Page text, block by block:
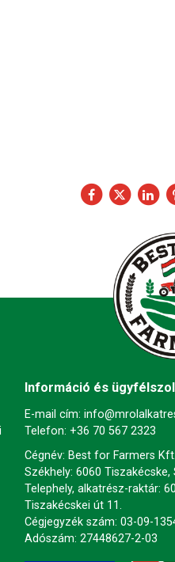
Információ és
E-mail cím:
Telefon: +36 70 567 2323
Cégnév: Best for Farmers Kft.
Székhely: 6060 Tiszakécske,
Telephely, alkatrész-raktár:
Tiszakécskei út 11.
Cégjegyzék szám: 03-09-
Adószám: 27448627-2-03